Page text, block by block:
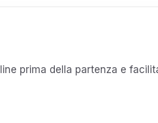
prima della partenza e